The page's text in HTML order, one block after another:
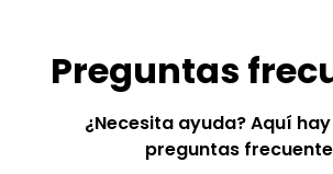
Preguntas
¿Necesita ayuda? Aquí
preguntas